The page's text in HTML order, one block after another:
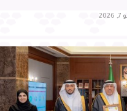
التي تبذلها جمعية
وما تقدمه من مبادرات
علميًا ومهاريًا
ثقتهم بأنفسهم، وإيجاد بيئة